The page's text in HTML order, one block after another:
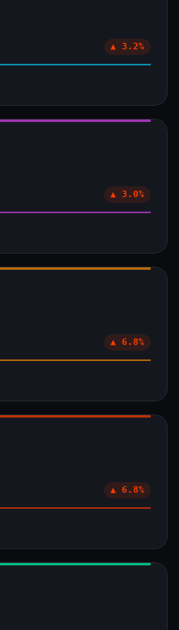
▲ 3.2%
▲ 3.0%
▲ 6.8%
▲ 6.8%